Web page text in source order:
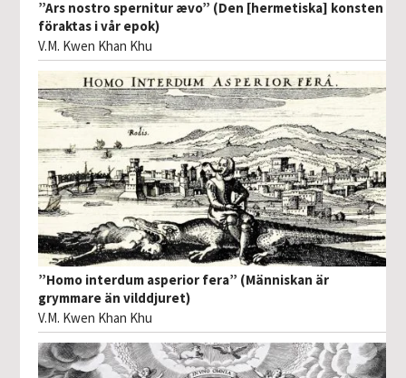
”Ars nostro spernitur ævo” (Den [hermetiska] konsten
föraktas i vår epok)
V.M. Kwen Khan Khu
”Homo interdum asperior fera” (Människan är
grymmare än vilddjuret)
V.M. Kwen Khan Khu